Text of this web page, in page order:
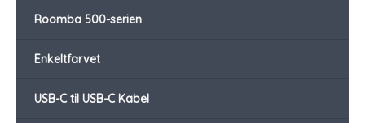
Roomba 500-serien
Enkeltfarvet
USB-C til USB-C Kabel